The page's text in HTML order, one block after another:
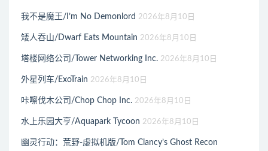
我不是魔王/I’m No Demonlord 2026年8月10日
矮人吞山/Dwarf Eats Mountain 2026年8月10日
塔楼网络公司/Tower Networking Inc. 2026年8月10日
外星列车/ExoTrain 2026年8月10日
咔嚓伐木公司/Chop Chop Inc. 2026年8月10日
水上乐园大亨/Aquapark Tycoon 2026年8月10日
幽灵行动：荒野-虚拟机版/Tom Clancy’s Ghost Recon